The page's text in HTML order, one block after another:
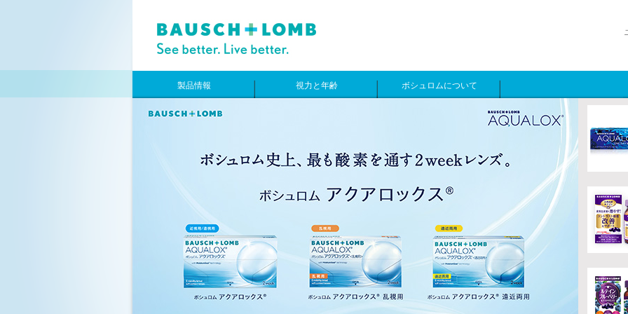
製品情報 視力と年齢 ボシュロムについて